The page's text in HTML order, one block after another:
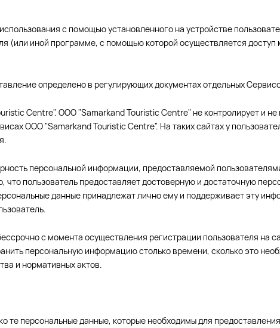
с помощью установленного на устройстве
(или иной программе, с помощью которой осуществляется
определено в регулирующих документах отдельных
Centre". ООО "Samarkand Touristic Centre" не контролирует и не
ООО "Samarkand Touristic Centre". На таких сайтах у
персональной информации, предоставляемой
пользователь предоставляет достоверную и достаточную
данные принадлежат лично ему и поддерживает эту
с момента осуществления регистрации пользователя на
персональную информацию столько времени, сколько это
и нормативных актов.
те персональные данные, которые необходимы для